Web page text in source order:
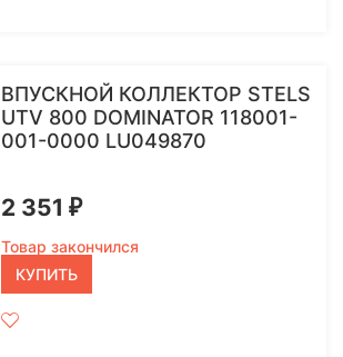
ВПУСКНОЙ КОЛЛЕКТОР STELS
UTV 800 DOMINATOR 118001-
001-0000 LU049870
2 351 ₽
Товар закончился
КУПИТЬ